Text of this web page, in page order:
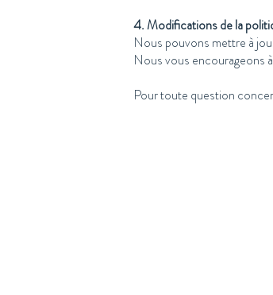
4. Modifications de la
Nous pouvons mettre à
Nous vous encourageons
Pour toute question